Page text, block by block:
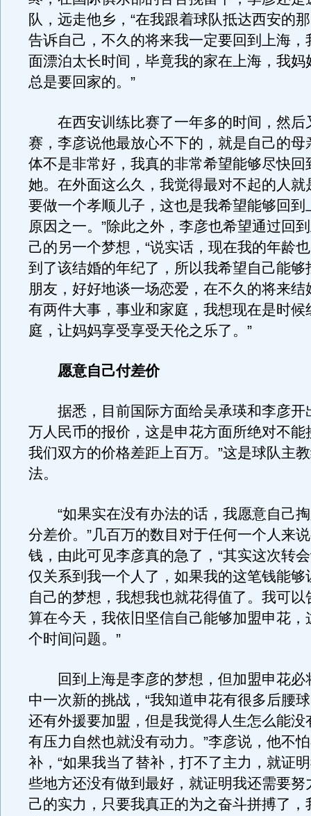
队，远走他乡，“在我跟着球队抵达西安的
告诉自己，不久的将来我一定要回到上海，
面漂泊太长时间，毕竟我的家在上海，我妈
总是要回家的。”
在西安训练比赛了一年多的时间，然后
赛，李彦说他最放心不下的，就是自己的母
体不是非常好，我真的非常希望能够尽快回
她。在外面这么久，我觉得最对不起的人就
要做一个孝顺儿子，这也是我希望能够回到
原因之一。”除此之外，李彦也希望通过回
己的另一个梦想，“说实话，现在我的年龄
到了该结婚的年纪了，所以我希望自己能够
朋友，好好地谈一场恋爱，在不久的将来结
有两件大事，事业和家庭，我想现在是时候
庭，让妈妈享受享受天伦之乐了。”
愿意自己付差价
据悉，目前国际方面给吴承瑛和李彦开
万人民币的报价，这是申花方面所绝对不能
我们双方的价格差距上百万。”这是球队主
法。
“如果实在没有办法的话，我愿意自己掏
分差价。”几百万的数目对于任何一个人来
钱，由此可见李彦真的急了，“其实这次转
仅关系到我一个人了，如果我的这笔钱能够
自己的梦想，我想我也就花得值了。我可以
算在今天，我依旧坚信自己能够加盟申花，
个时间问题。”
回到上海是李彦的梦想，但加盟申花必
中一次新的挑战，“我知道申花有很多后腰
还有外援要加盟，但是我觉得人生怎么能没
有压力自然也就没有动力。”李彦说，他不
补，“如果我当了替补，打不了主力，就证
些地方还没有做到最好，就证明我还需要努
己的实力，只要我真正的为之奋斗拼搏了，